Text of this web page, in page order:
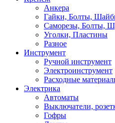
Анкера
Гайки, Болты,
Саморезы, Болты,
Уголки, Пластины
Разное
Инструмент
Ручной инструмент
Электроинструмент
Расходные
Электрика
Автоматы
Выключатели,
Гофры